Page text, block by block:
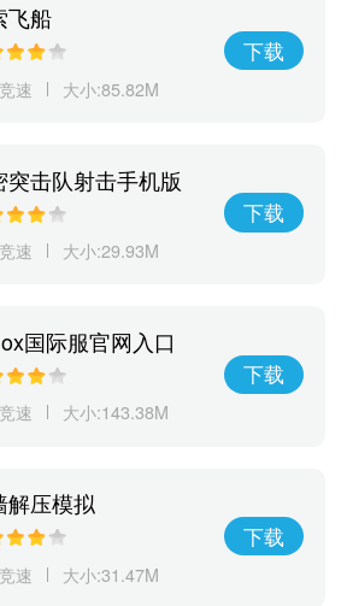
飞船
速 大小:85.82M
下载
突击队射击手机版
速 大小:29.93M
下载
国际服官网入口
速 大小:143.38M
下载
解压模拟
速 大小:31.47M
下载